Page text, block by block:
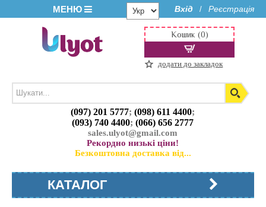
МЕНЮ Вхід / Реєстрація
(097) 201 5777;(098) 611 4400;
(093) 740 4400;(066) 656 2777
sales.ulyot@gmail.com
Рекордно низькі ціни!
Безкоштовна доставка від...
Кошик (0)
додати до закладок
КАТАЛОГ